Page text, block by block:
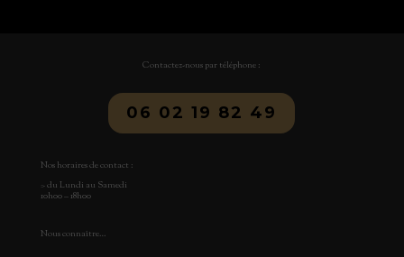
Contactez-nous par téléphone :
06 02 19 82 49
Nos horaires de contact :
> du Lundi au Samedi
10h00 – 18h00
Nous connaître…